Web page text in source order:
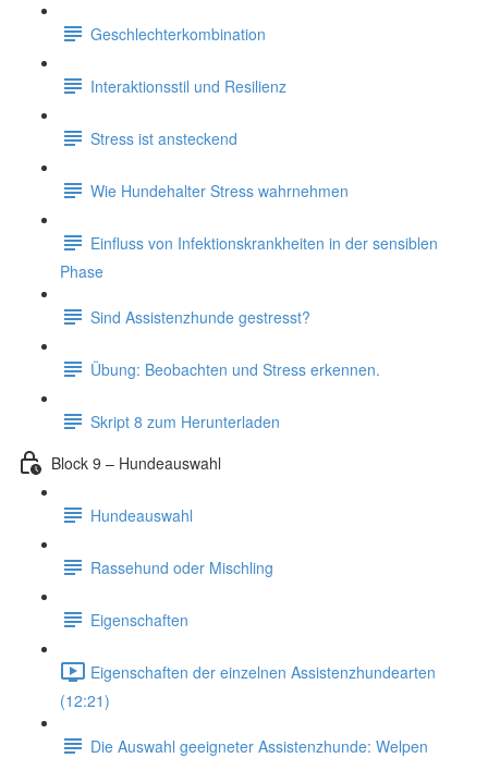
Geschlechterkombination
Interaktionsstil und Resilienz
Stress ist ansteckend
Wie Hundehalter Stress wahrnehmen
Einfluss von Infektionskrankheiten in der sensiblen
Phase
Sind Assistenzhunde gestresst?
Übung: Beobachten und Stress erkennen.
Skript 8 zum Herunterladen
Block 9 – Hundeauswahl
Hundeauswahl
Rassehund oder Mischling
Eigenschaften
Eigenschaften der einzelnen Assistenzhundearten
(12:21)
Die Auswahl geeigneter Assistenzhunde: Welpen